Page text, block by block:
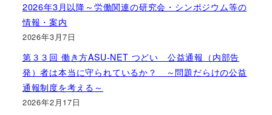
2026年3月以降～労働関連の研究会・シンポジウム等の
情報・案内
2026年3月7日
第３３回 働き方ASU-NET つどい 公益通報（内部告
発）者は本当に守られているか？ ～問題だらけの公益
通報制度を考える～
2026年2月17日